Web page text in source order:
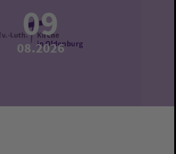
09
08.2026